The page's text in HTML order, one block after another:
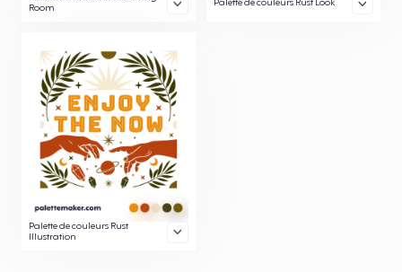
Room
Palette de couleurs Rust Look
Palette de couleurs Rust
Illustration